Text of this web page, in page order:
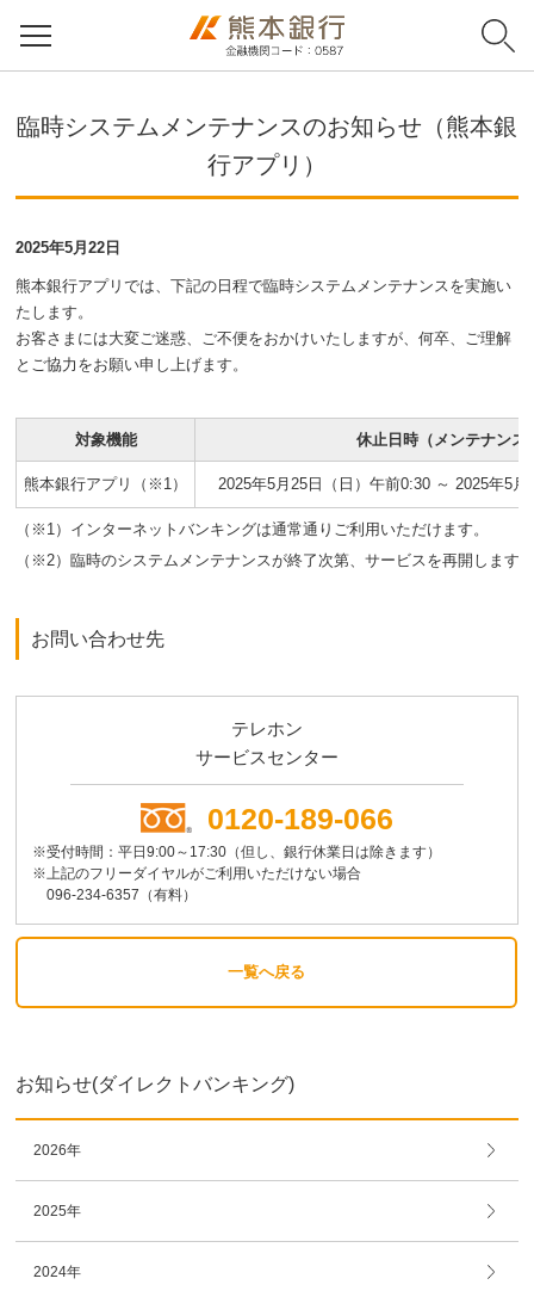
臨時システムメンテナンスのお知らせ（熊本銀
行アプリ）
2025年5月22日
熊本銀行アプリでは、下記の日程で臨時システムメンテナンスを実施い
たします。
お客さまには大変ご迷惑、ご不便をおかけいたしますが、何卒、ご理解
とご協力をお願い申し上げます。
対象機能 休止日時（メンテナンス
熊本銀行アプリ（※1） 2025年5月25日（日）午前0:30 ～ 2025年5
（※1）インターネットバンキングは通常通りご利用いただけます。
（※2）臨時のシステムメンテナンスが終了次第、サービスを再開します
お問い合わせ先
テレホン
サービスセンター
0120-189-066
※受付時間：平日9:00～17:30（但し、銀行休業日は除きます）
※上記のフリーダイヤルがご利用いただけない場合
096-234-6357（有料）
一覧へ戻る
お知らせ(ダイレクトバンキング)
2026年
2025年
2024年